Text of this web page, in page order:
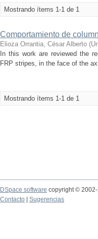
Mostrando ítems 1-1 de 1
Comportamiento de
Elioza Orrantia, César Alberto (
In this work are reviewed the
FRP stripes, in the face of the
Mostrando ítems 1-1 de 1
DSpace software copyright ©
Contacto
Sugerencias